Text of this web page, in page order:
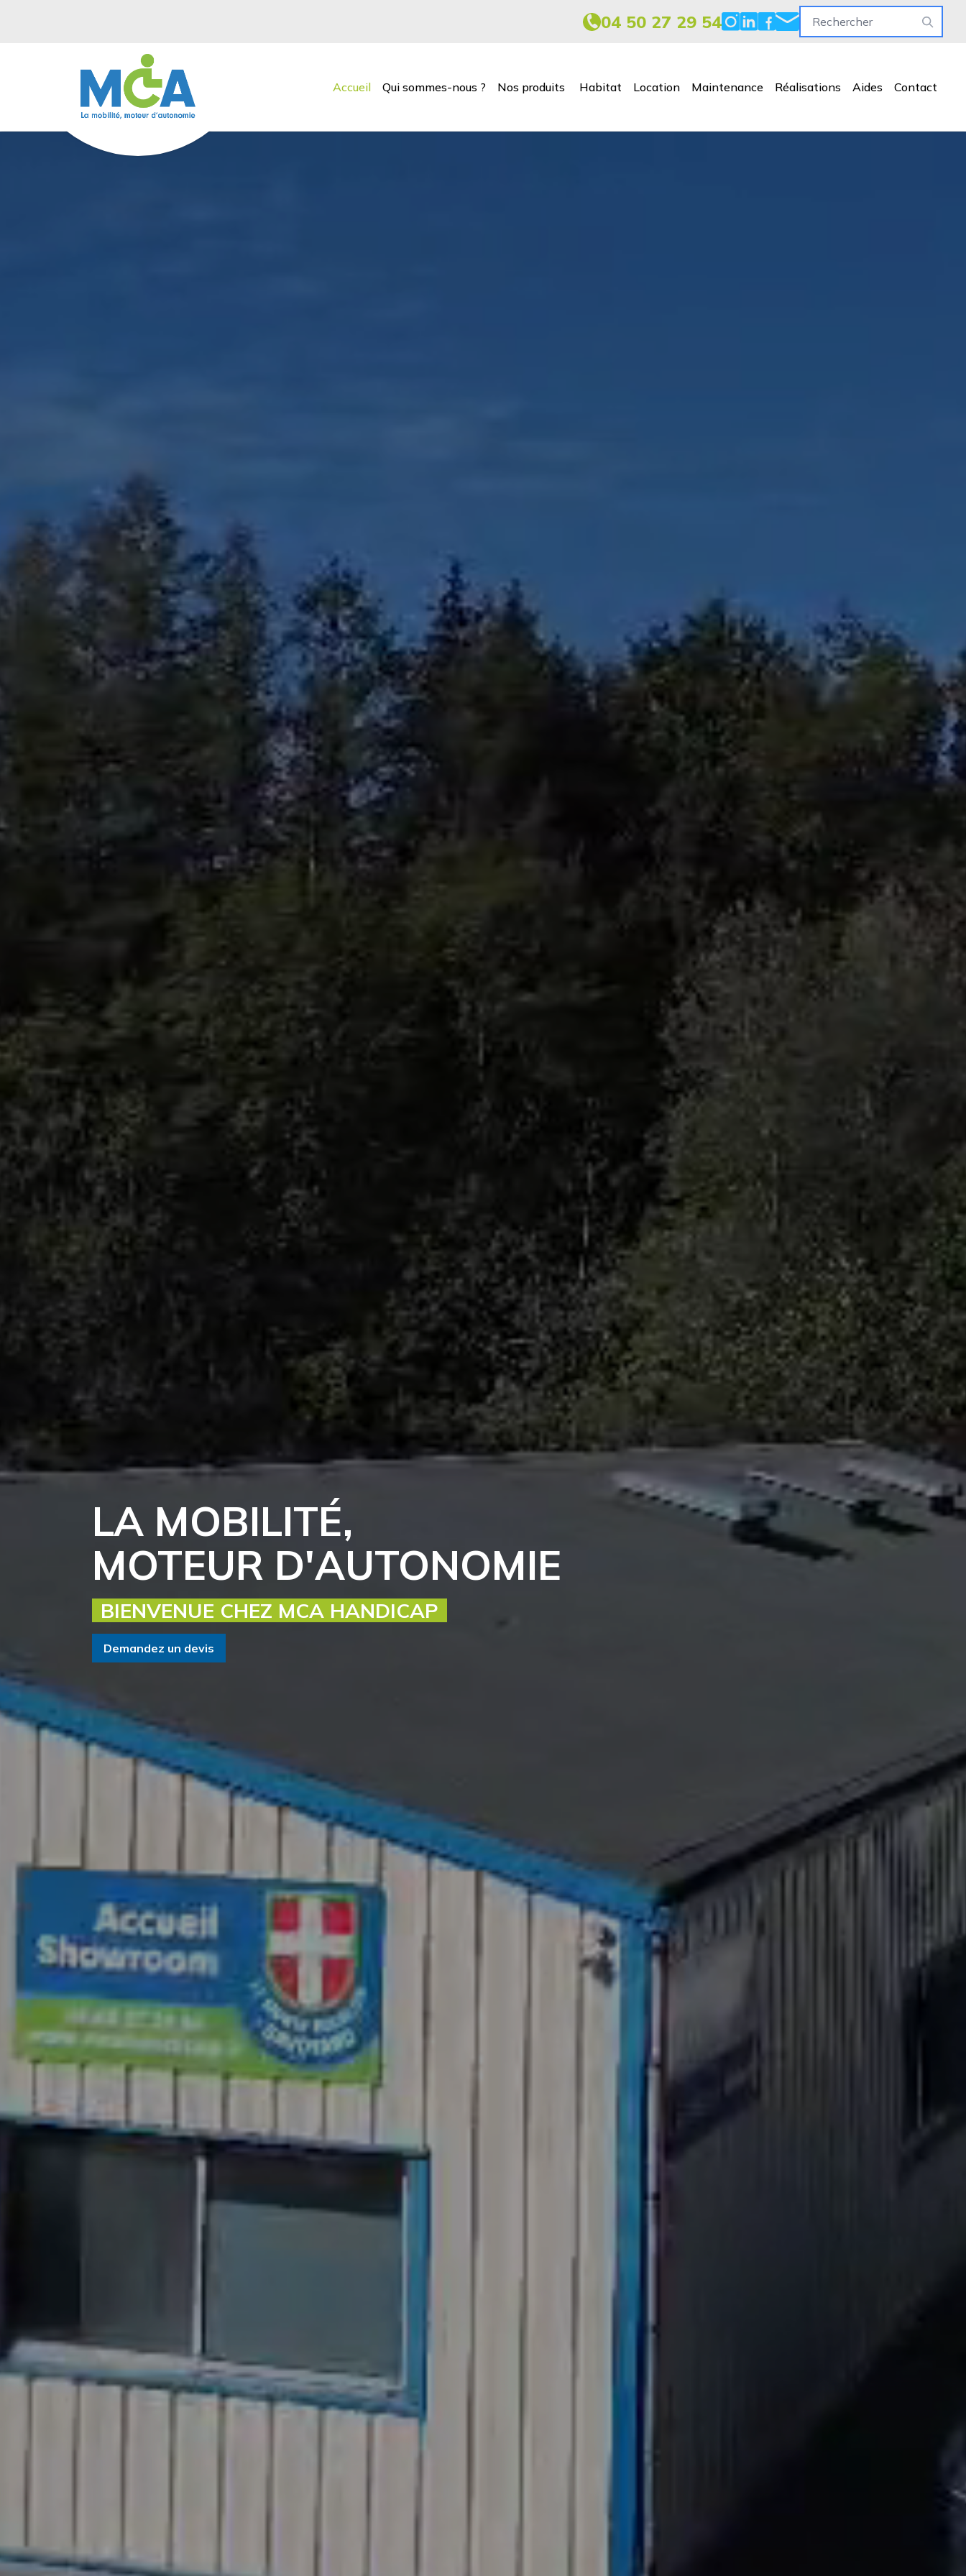
04 50 27 29 54
Accueil Qui sommes-nous ? Nos produits Habitat Location Maintenance Réalisations Aides Contact
LA MOBILITÉ,
MOTEUR D'AUTONOMIE
BIENVENUE CHEZ MCA HANDICAP
Demandez un devis